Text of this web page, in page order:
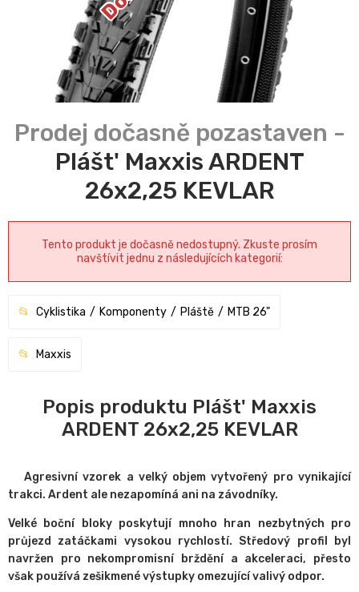
Plášt' Maxxis ARDENT
26x2,25 KEVLAR
Tento produkt je dočasně nedostupný. Zkuste prosím
navštívit jednu z následujících kategorií:
Cyklistika Komponenty Pláště MTB 26"
Maxxis
Popis produktu Plášt' Maxxis
ARDENT 26x2,25 KEVLAR
Agresivní vzorek a velký objem vytvořený pro vynikající
trakci. Ardent ale nezapomíná ani na závodníky.
Velké boční bloky poskytují mnoho hran nezbytných pro
průjezd zatáčkami vysokou rychlostí. Středový profil byl
navržen pro nekompromisní brždění a akceleraci, přesto
však používá zešikmené výstupky omezující valivý odpor.